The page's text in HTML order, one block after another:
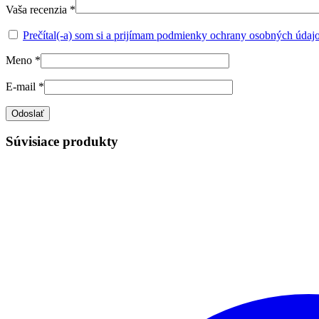
Vaša recenzia *
Prečítal(-a) som si a prijímam podmienky ochrany osobných
Meno *
E-mail *
Súvisiace produkty